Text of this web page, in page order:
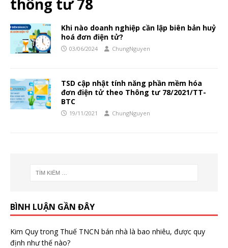
thông tư 78
Khi nào doanh nghiệp cần lập biên bản huỷ
hoá đơn điện tử?
03/06/2024 ChungNguyen
TSD cập nhật tính năng phần mềm hóa
đơn điện tử theo Thông tư 78/2021/TT-
BTC
19/11/2021 ChungNguyen
BÌNH LUẬN GẦN ĐÂY
Kim Quytrong Thuế TNCN bán nhà là bao nhiêu, được quy
định như thế nào?